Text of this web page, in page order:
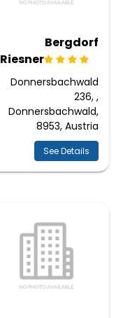
Bergdorf
Riesner
Donnersbachwald
236, ,
Donnersbachwald,
8953, Austria
See Details